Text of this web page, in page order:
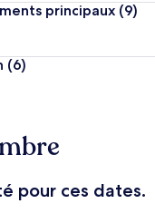
principaux (9)
(6)
pour ces dates.